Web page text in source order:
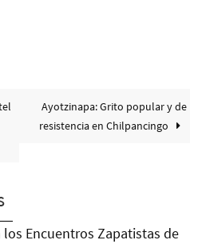
Ayotzinapa: Grito popular y de
resistencia en Chilpancingo
los Encuentros Zapatistas de